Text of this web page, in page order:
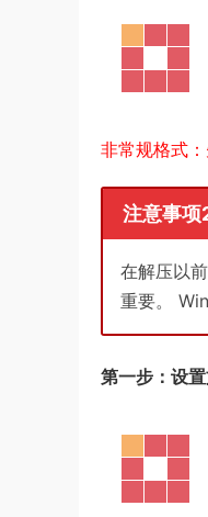
非常规格式
注意事项
在解压以
重要。
第一步：设